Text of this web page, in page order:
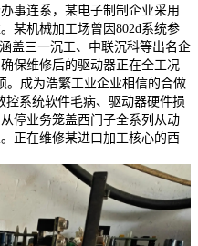
事连系，某电子制制企业采用
某机械加工场曾因802d系统参
盖三一沉工、中联沉科等出名企
保维修后的驱动器正在全工况
。成为浩繁工业企业相信的合做
控系统软件毛病、驱动器硬件损
停业务笼盖西门子全系列从动
正在维修某进口加工核心的西